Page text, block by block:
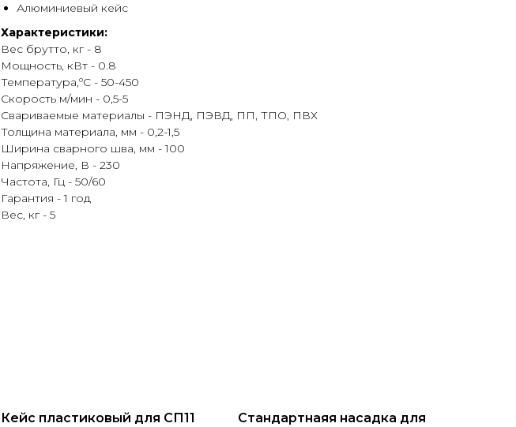
Алюминиевый кейс
Характеристики:
Вес брутто, кг - 8
Мощность, кВт - 0.8
Температура,ºC - 50-450
Скорость м/мин - 0,5-5
Свариваемые материалы - ПЭНД, ПЭВД, ПП, ТПО, ПВХ
Толщина материала, мм - 0,2-1,5
Ширина сварного шва, мм - 100
Напряжение, В - 230
Частота, Гц - 50/60
Гарантия - 1 год
Вес, кг - 5
Кейс пластиковый для СП11
Стандартнаяя насадка для